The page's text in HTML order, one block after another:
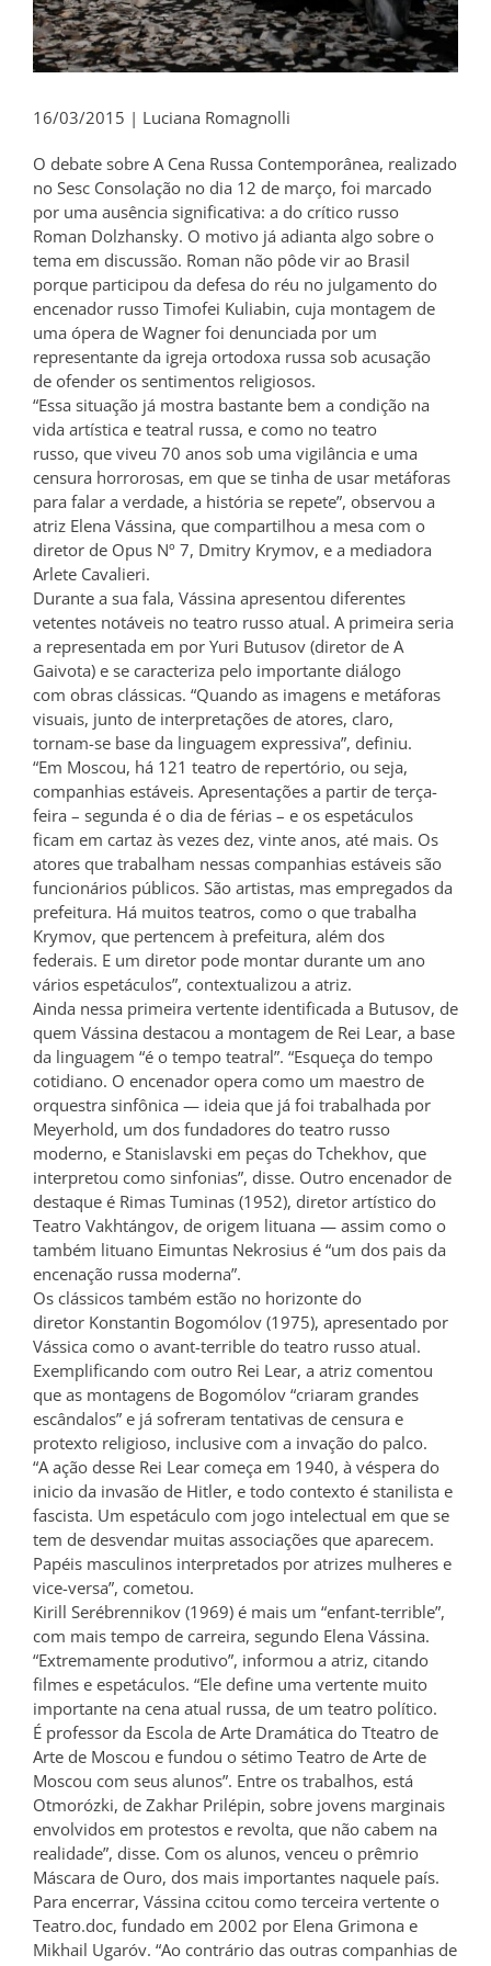
16/03/2015 | Luciana Romagnolli
O debate sobre A Cena Russa Contemporânea, realizado
no Sesc Consolação no dia 12 de março, foi marcado
por uma ausência significativa: a do crítico russo
Roman Dolzhansky. O motivo já adianta algo sobre o
tema em discussão. Roman não pôde vir ao Brasil
porque participou da defesa do réu no julgamento do
encenador russo Timofei Kuliabin, cuja montagem de
uma ópera de Wagner foi denunciada por um
representante da igreja ortodoxa russa sob acusação
de ofender os sentimentos religiosos.
“Essa situação já mostra bastante bem a condição na
vida artística e teatral russa, e como no teatro
russo, que viveu 70 anos sob uma vigilância e uma
censura horrorosas, em que se tinha de usar metáforas
para falar a verdade, a história se repete”, observou a
atriz Elena Vássina, que compartilhou a mesa com o
diretor de Opus Nº 7, Dmitry Krymov, e a mediadora
Arlete Cavalieri.
Durante a sua fala, Vássina apresentou diferentes
vetentes notáveis no teatro russo atual. A primeira seria
a representada em por Yuri Butusov (diretor de A
Gaivota) e se caracteriza pelo importante diálogo
com obras clássicas. “Quando as imagens e metáforas
visuais, junto de interpretações de atores, claro,
tornam-se base da linguagem expressiva”, definiu.
“Em Moscou, há 121 teatro de repertório, ou seja,
companhias estáveis. Apresentações a partir de terça-
feira – segunda é o dia de férias – e os espetáculos
ficam em cartaz às vezes dez, vinte anos, até mais. Os
atores que trabalham nessas companhias estáveis são
funcionários públicos. São artistas, mas empregados da
prefeitura. Há muitos teatros, como o que trabalha
Krymov, que pertencem à prefeitura, além dos
federais. E um diretor pode montar durante um ano
vários espetáculos”, contextualizou a atriz.
Ainda nessa primeira vertente identificada a Butusov, de
quem Vássina destacou a montagem de Rei Lear, a base
da linguagem “é o tempo teatral”. “Esqueça do tempo
cotidiano. O encenador opera como um maestro de
orquestra sinfônica — ideia que já foi trabalhada por
Meyerhold, um dos fundadores do teatro russo
moderno, e Stanislavski em peças do Tchekhov, que
interpretou como sinfonias”, disse. Outro encenador de
destaque é Rimas Tuminas (1952), diretor artístico do
Teatro Vakhtángov, de origem lituana — assim como o
também lituano Eimuntas Nekrosius é “um dos pais da
encenação russa moderna”.
Os clássicos também estão no horizonte do
diretor Konstantin Bogomólov (1975), apresentado por
Vássica como o avant-terrible do teatro russo atual.
Exemplificando com outro Rei Lear, a atriz comentou
que as montagens de Bogomólov “criaram grandes
escândalos” e já sofreram tentativas de censura e
protexto religioso, inclusive com a invação do palco.
“A ação desse Rei Lear começa em 1940, à véspera do
inicio da invasão de Hitler, e todo contexto é stanilista e
fascista. Um espetáculo com jogo intelectual em que se
tem de desvendar muitas associações que aparecem.
Papéis masculinos interpretados por atrizes mulheres e
vice-versa”, cometou.
Kirill Serébrennikov (1969) é mais um “enfant-terrible”,
com mais tempo de carreira, segundo Elena Vássina.
“Extremamente produtivo”, informou a atriz, citando
filmes e espetáculos. “Ele define uma vertente muito
importante na cena atual russa, de um teatro político.
É professor da Escola de Arte Dramática do Tteatro de
Arte de Moscou e fundou o sétimo Teatro de Arte de
Moscou com seus alunos”. Entre os trabalhos, está
Otmorózki, de Zakhar Prilépin, sobre jovens marginais
envolvidos em protestos e revolta, que não cabem na
realidade”, disse. Com os alunos, venceu o prêmrio
Máscara de Ouro, dos mais importantes naquele país.
Para encerrar, Vássina ccitou como terceira vertente o
Teatro.doc, fundado em 2002 por Elena Grimona e
Mikhail Ugaróv. “Ao contrário das outras companhias de